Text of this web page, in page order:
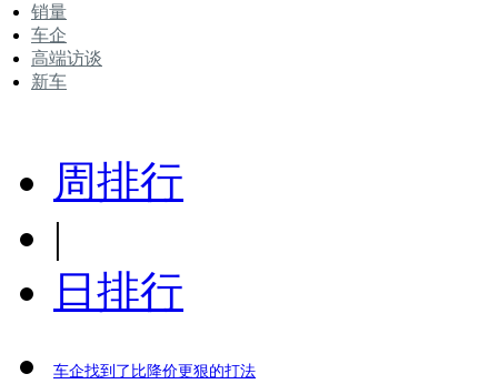
销量
车企
高端访谈
新车
周排行
|
日排行
车企找到了比降价更狠的打法